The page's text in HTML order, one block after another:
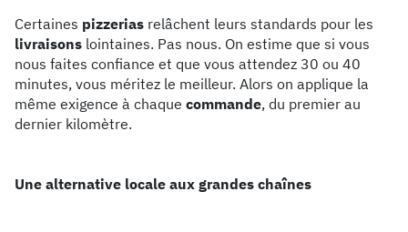
Certaines pizzerias relâchent leurs standards pour les
livraisons lointaines. Pas nous. On estime que si vous
nous faites confiance et que vous attendez 30 ou 40
minutes, vous méritez le meilleur. Alors on applique la
même exigence à chaque commande, du premier au
dernier kilomètre.
Une alternative locale aux grandes chaînes